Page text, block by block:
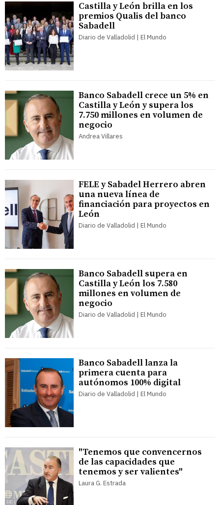
Castilla y León brilla en los
premios Qualis del banco
Sabadell
Diario de Valladolid | El Mundo
Banco Sabadell crece un 5% en
Castilla y León y supera los
7.750 millones en volumen de
negocio
Andrea Villares
FELE y Sabadel Herrero abren
una nueva línea de
financiación para proyectos en
León
Diario de Valladolid | El Mundo
Banco Sabadell supera en
Castilla y León los 7.580
millones en volumen de
negocio
Diario de Valladolid | El Mundo
Banco Sabadell lanza la
primera cuenta para
autónomos 100% digital
Diario de Valladolid | El Mundo
"Tenemos que convencernos
de las capacidades que
tenemos y ser valientes"
Laura G. Estrada